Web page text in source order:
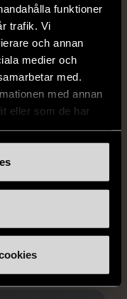
funktioner
trafik. Vi
och annan
medier och
med.
med annan
eller som de har
varumärke